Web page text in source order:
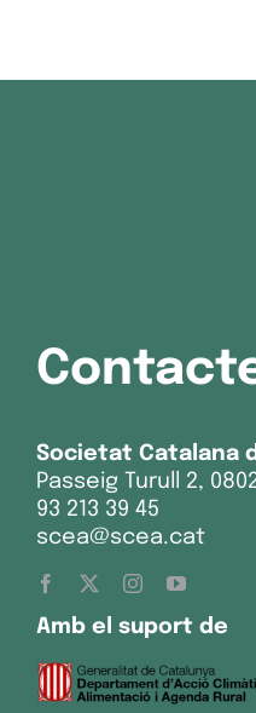
Societat Catalana
Passeig Turull 2,
93 213 39 45
scea@scea.cat
Amb el suport de